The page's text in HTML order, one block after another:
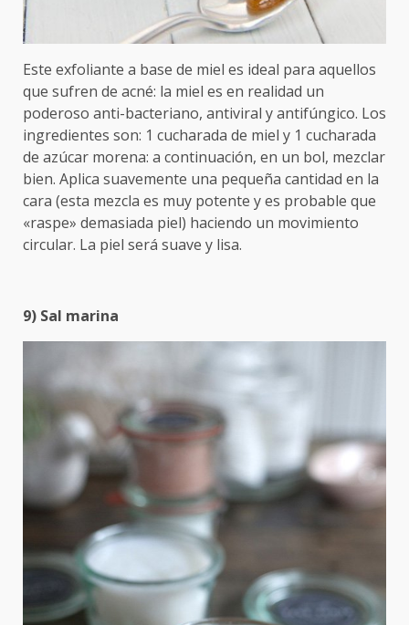
Este exfoliante a base de miel es ideal para aquellos
que sufren de acné: la miel es en realidad un
poderoso anti-bacteriano, antiviral y antifúngico. Los
ingredientes son: 1 cucharada de miel y 1 cucharada
de azúcar morena: a continuación, en un bol, mezclar
bien. Aplica suavemente una pequeña cantidad en la
cara (esta mezcla es muy potente y es probable que
«raspe» demasiada piel) haciendo un movimiento
circular. La piel será suave y lisa.
9) Sal marina